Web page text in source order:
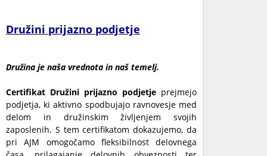
Družini prijazno podjetje
Družina je naša vrednota in naš temelj.
Certifikat Družini prijazno podjetje prejmejo
podjetja, ki aktivno spodbujajo ravnovesje med
delom in družinskim življenjem svojih
zaposlenih. S tem certifikatom dokazujemo, da
pri AJM omogočamo fleksibilnost delovnega